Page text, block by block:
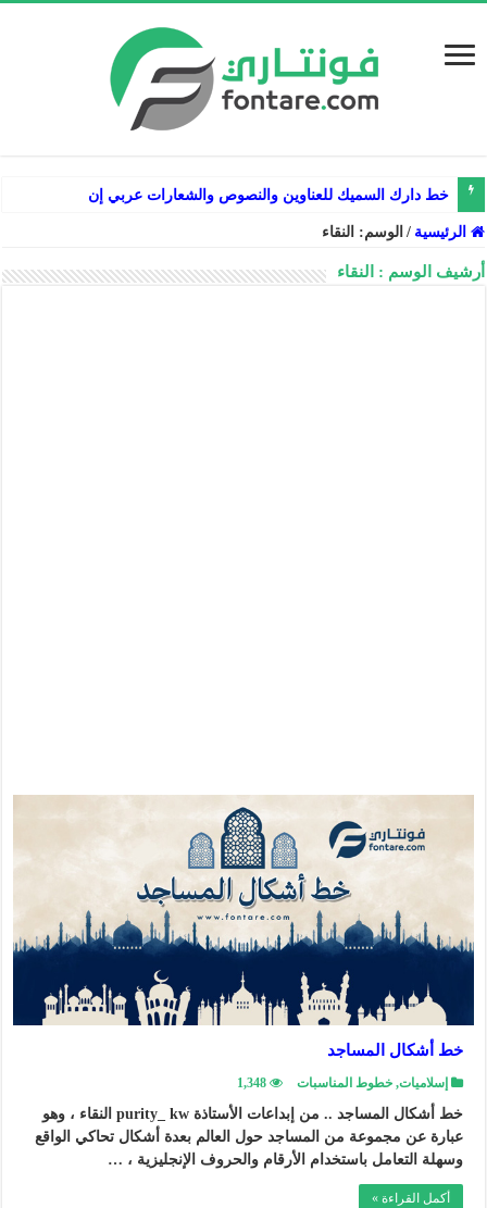
خط دارك السميك للعناوين والنصوص والشعارات عربي إنجليزي فارسي
الرئيسية / الوسم: النقاء
أرشيف الوسم : النقاء
خط أشكال المساجد
إسلاميات,خطوط المناسبات 1,348
خط أشكال المساجد .. من إبداعات الأستاذة purity_ kw النقاء ، وهو
عبارة عن مجموعة من المساجد حول العالم بعدة أشكال تحاكي الواقع
وسهلة التعامل باستخدام الأرقام والحروف الإنجليزية ، …
أكمل القراءة »